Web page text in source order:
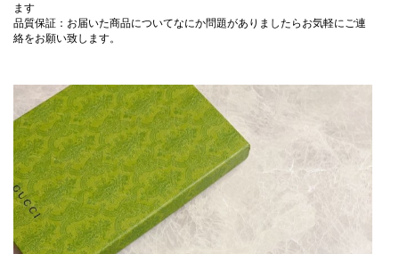
ます
品質保証：お届いた商品についてなにか問題がありましたらお気軽にご連
絡をお願い致します。